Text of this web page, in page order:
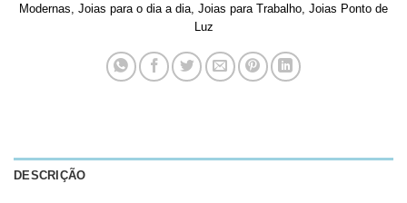
Modernas Joias para o dia a dia Joias para Trabalho Joias Ponto de
Luz
DESCRIÇÃO